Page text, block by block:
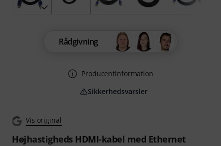
Vis original
Højhastigheds HDMI-kabel med Ethernet
Rådgivning
Producentinformation
Sikkerhedsvarsler